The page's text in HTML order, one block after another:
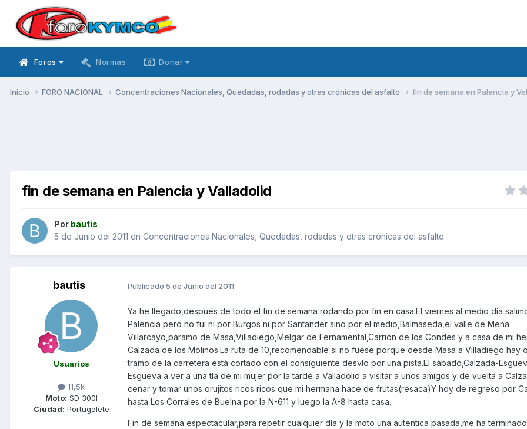
Foros Normas Donar
Inicio FORO NACIONAL Concentraciones Nacionales, Quedadas, rodadas y otras crónicas del asfalto fin de semana en Palencia y
fin de semana en Palencia y Valladolid
Por bautis
5 de Junio del 2011 en Concentraciones Nacionales, Quedadas, rodadas y otras crónicas del asfalto
bautis
Usuarios
11,5k
Moto: SD 300I
Ciudad: Portugalete
Publicado 5 de Junio del 2011
Ya he llegado,después de todo el fin de semana rodando por fin en casa.El viernes al medio día
Palencia pero no fui ni por Burgos ni por Santander sino por el medio,Balmaseda,el valle de Mena
Villarcayo,páramo de Masa,Villadiego,Melgar de Fernamental,Carrión de los Condes y a casa de mi
Calzada de los Molinos.La ruta de 10,recomendable si no fuese porque desde Masa a Villadiego hay
tramo de la carretera está cortado con el consiguiente desvío por una pista.El sábado,Calzada-
Esgueva a ver a una tía de mi mujer por la tarde a Valladolid a visitar a unos amigos y de vuelta a
cenar y tomar unos orujitos ricos ricos que mi hermana hace de frutas(resaca)Y hoy de regreso por
hasta Los Corrales de Buelna por la N-611 y luego la A-8 hasta casa.
Fin de semana espectacular,para repetir cualquier día y la moto una autentica pasada,me ha